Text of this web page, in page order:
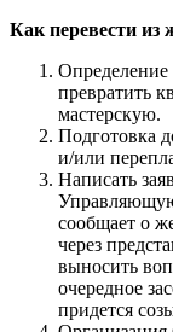
Как перевести из
Определение
превратить
мастерскую.
Подготовка
и/или
Написать
сообщает о
через
выносить
очередное
придется